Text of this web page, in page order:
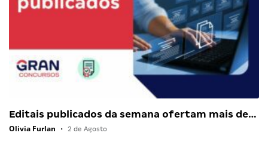
Editais publicados da semana ofertam mais de…
Olivia Furlan • 2 de Agosto